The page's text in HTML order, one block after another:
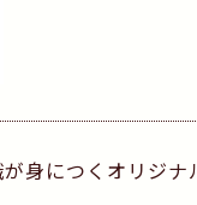
身につくオリジ